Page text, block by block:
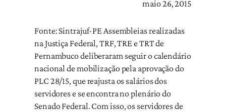
maio 26, 2015
Fonte: Sintrajuf-PE Assembleias realizadas
na Justiça Federal, TRF, TRE e TRT de
Pernambuco deliberaram seguir o calendário
nacional de mobilização pela aprovação do
PLC 28/15, que reajusta os salários dos
servidores e se encontra no plenário do
Senado Federal. Com isso, os servidores de